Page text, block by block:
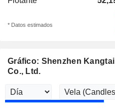
* Datos estimados
Gráfico: Shenzhen
Co., Ltd.